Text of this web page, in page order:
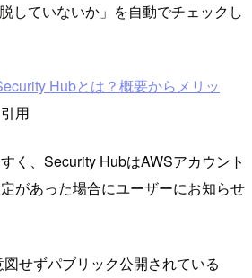
していないか」を自動でチェックし
Hubとは？概要からメリッ
用
く、Security HubはAWSアカウント
があった場合にユーザーにお知らせ
せずパブリック公開されている